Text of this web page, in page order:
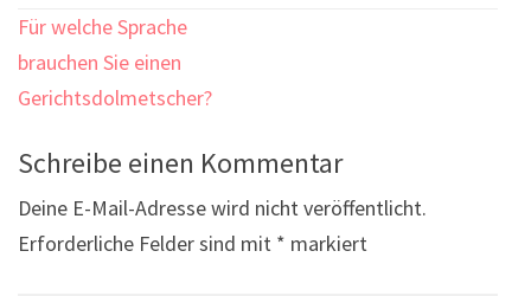
Beitragsnavigation
Für welche Sprache
brauchen Sie einen
Gerichtsdolmetscher?
Schreibe einen Kommentar
Deine E-Mail-Adresse wird nicht veröffentlicht.
Erforderliche Felder sind mit * markiert